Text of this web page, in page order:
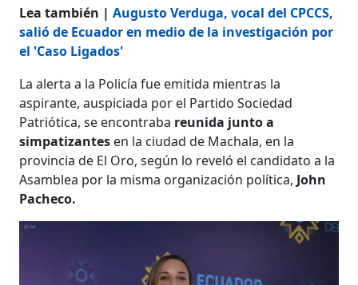
Lea también |Augusto Verduga, vocal del CPCCS,
salió de Ecuador en medio de la investigación por
el 'Caso Ligados'
La alerta a la Policía fue emitida mientras la
aspirante, auspiciada por el Partido Sociedad
Patriótica, se encontraba reunida junto a
simpatizantes en la ciudad de Machala, en la
provincia de El Oro, según lo reveló el candidato a la
Asamblea por la misma organización política, John
Pacheco.